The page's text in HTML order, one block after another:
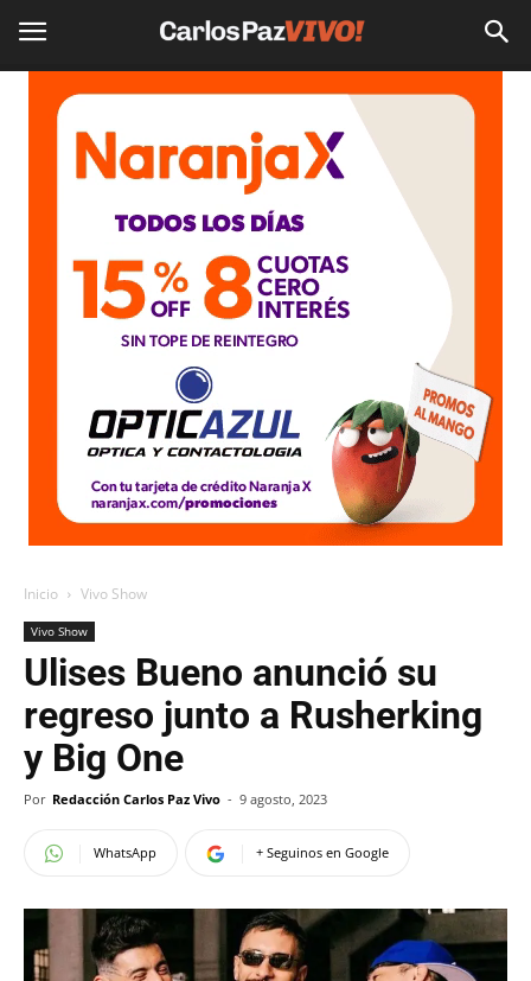
Inicio Vivo Show
Vivo Show
Ulises Bueno anunció su
regreso junto a Rusherking
y Big One
Por Redacción Carlos Paz Vivo - 9 agosto, 2023
WhatsApp + Seguinos en Google